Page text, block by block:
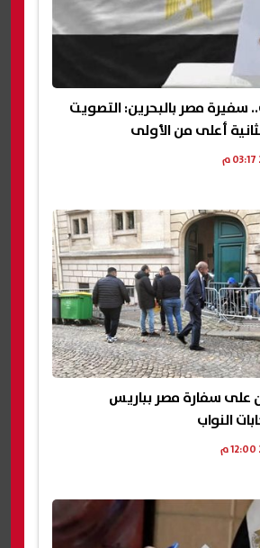
سفيرة مصر بالبحرين: التصويت
أعلى من الأولى
على سفارة مصر بباريس
النواب